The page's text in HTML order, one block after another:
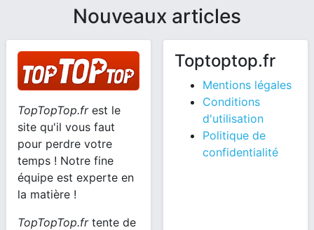
Nouveaux articles
TopTopTop.frest le
site qu'il vous faut
pour perdre votre
temps ! Notre fine
équipe est experte en
la matière !
TopTopTop.frtente de
Toptoptop.fr
Mentions légales
Conditions
d'utilisation
Politique de
confidentialité